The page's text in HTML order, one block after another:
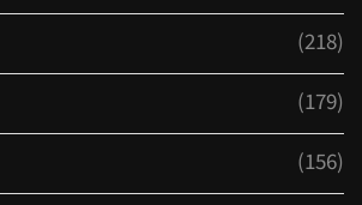
(218)
(179)
(156)